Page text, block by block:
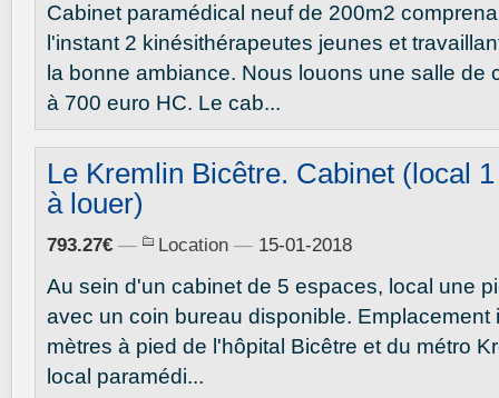
Cabinet paramédical neuf de 200m2
l'instant 2 kinésithérapeutes jeunes et
la bonne ambiance. Nous louons une salle de
à 700 euro HC. Le cab...
Le Kremlin Bicêtre. Cabinet (local
à louer)
793.27€ — Location — 15-01-2018
Au sein d'un cabinet de 5 espaces, local une
avec un coin bureau disponible. Emplacement
mètres à pied de l'hôpital Bicêtre et du métro
local paramédi...